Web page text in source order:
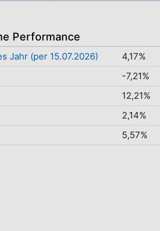
Performance
Jahr (per 15.07.2026)
4,17%
-7,21%
12,21%
2,14%
5,57%